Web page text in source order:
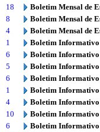
18
Boletim Mensal de
8
Boletim Mensal de
4
Boletim Mensal de
1
Boletim Informativo
6
Boletim Informativo
5
Boletim Informativo
6
Boletim Informativo
1
Boletim Informativo
4
Boletim Informativo
10
Boletim Informativo
6
Boletim Informativo